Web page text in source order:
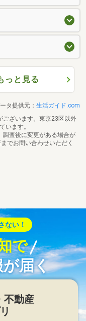
っと見る
タ提供元： 生活ガイド.com
ございます。東京23区以外
います。
調査後に変更がある場合が
でお問い合わせいただく
ない！
で
届く
不動産